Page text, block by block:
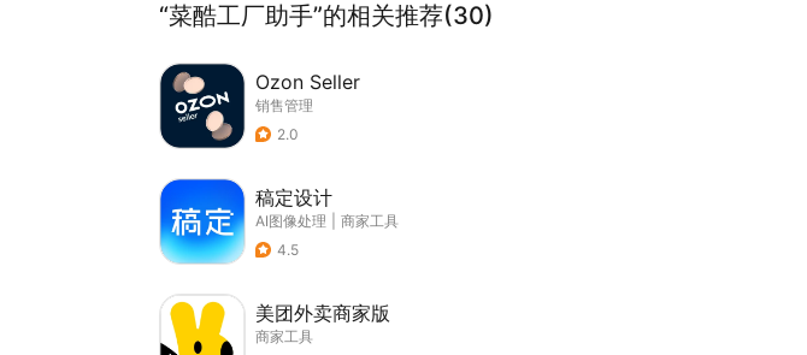
“菜酷工厂助手”的相关推荐(30)
Ozon Seller
销售管理
2.0
稿定设计
AI图像处理
商家工具
4.5
美团外卖商家版
商家工具